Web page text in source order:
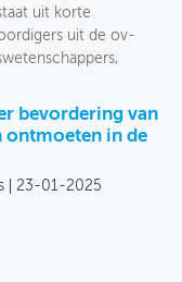
uit korte
uit de ov-
bevordering van
ontmoeten in de
23-01-2025